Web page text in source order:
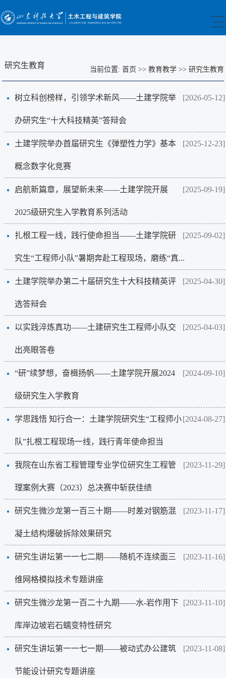
研究生教育 当前位置: 首页 >> 教育教学>> 研究生教育
[2026-05-12]
树立科创榜样，引领学术新风——土建学院举
办研究生“十大科技精英”答辩会
[2025-12-23]
土建学院举办首届研究生《弹塑性力学》基本
概念数字化竞赛
[2025-09-19]
启航新篇章，展望新未来——土建学院开展
2025级研究生入学教育系列活动
[2025-09-02]
扎根工程一线，践行使命担当——土建学院研
究生“工程师小队”暑期奔赴工程现场，磨练“真...
[2025-04-30]
土建学院举办第二十届研究生十大科技精英评
选答辩会
[2025-04-03]
以实践淬炼真功——土建研究生工程师小队交
出亮眼答卷
[2024-09-10]
“研”续梦想，奋楫扬帆——土建学院开展2024
级研究生入学教育
[2024-08-27]
学思践悟 知行合一：土建学院研究生“工程师小
队”扎根工程现场一线，践行青年使命担当
[2023-11-29]
我院在山东省工程管理专业学位研究生工程管
理案例大赛（2023）总决赛中斩获佳绩
[2023-11-17]
研究生微沙龙第一百三十期——时差对钢筋混
凝土结构爆破拆除效果研究
[2023-11-16]
研究生讲坛第一一七二期——随机不连续面三
维网格模拟技术专题讲座
[2023-11-10]
研究生微沙龙第一百二十九期——水-岩作用下
库岸边坡岩石蠕变特性研究
[2023-11-08]
研究生讲坛第一一七一期——被动式办公建筑
节能设计研究专题讲座